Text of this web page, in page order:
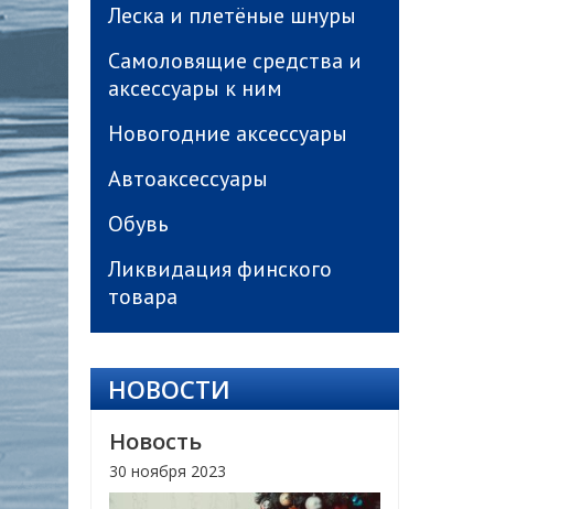
Леска и плетёные шнуры
Самоловящие средства и
аксессуары к ним
Новогодние аксессуары
Автоаксессуары
Обувь
Ликвидация финского
товара
НОВОСТИ
Новость
30 ноября 2023